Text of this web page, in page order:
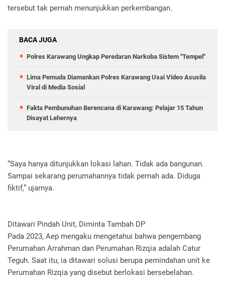
tersebut tak pernah menunjukkan perkembangan.
BACA JUGA
Polres Karawang Ungkap Peredaran Narkoba Sistem "Tempel"
Lima Pemuda Diamankan Polres Karawang Usai Video Asusila
Viral di Media Sosial
Fakta Pembunuhan Berencana di Karawang: Pelajar 15 Tahun
Disayat Lehernya
“Saya hanya ditunjukkan lokasi lahan. Tidak ada bangunan.
Sampai sekarang perumahannya tidak pernah ada. Diduga
fiktif,” ujarnya.
Ditawari Pindah Unit, Diminta Tambah DP
Pada 2023, Aep mengaku mengetahui bahwa pengembang
Perumahan Arrahman dan Perumahan Rizqia adalah Catur
Teguh. Saat itu, ia ditawari solusi berupa pemindahan unit ke
Perumahan Rizqia yang disebut berlokasi bersebelahan.